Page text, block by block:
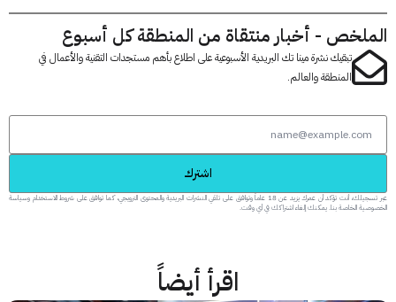
- أخبار منتقاة من المنطقة كل أسبوع
تبقيك نشرة مينا تك البريدية الأسبوعية على اطلاع بأهم مستجدات التقنية والأعمال في
المنطقة والعالم.
عبر تسجيلك، أنت تؤكد أن عمرك يزيد عن 18 عاماً وتوافق على تلقي النشرات البريدية والمحتوى الترويجي، كما توافق على شروط الاستخدام وسياسة
الخاصة بنا. يمكنك إلغاء اشتراكك في أي وقت.
اقرأ أيضاً